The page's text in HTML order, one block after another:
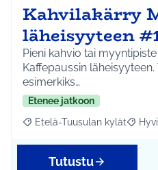
Kahvilakärry
läheisyyteen
Pieni kahvio tai
Kaffepaussin
esimerkiks…
Etenee jatkoon
Rajaa tulokset aihepiirin
Etelä-Tuusulan kylät Rajaa
Tutustu